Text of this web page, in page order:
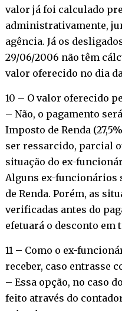
valor já foi calculado
administrativamente,
agência. Já os
29/06/2006 não têm
valor oferecido no dia
10 – O valor oferecido
– Não, o pagamento
Imposto de Renda
ser ressarcido, parcial
situação do ex-
Alguns ex-funcionários
de Renda. Porém, as
verificadas antes do
efetuará o desconto em
11 – Como o ex-
receber, caso entrasse
– Essa opção, no caso
feito através do